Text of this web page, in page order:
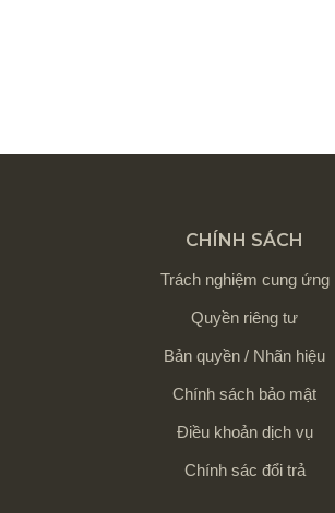
CHÍNH SÁCH
Trách nghiệm cung ứng
Quyền riêng tư
Bản quyền / Nhãn hiệu
Chính sách bảo mật
Điều khoản dịch vụ
Chính sác đổi trả